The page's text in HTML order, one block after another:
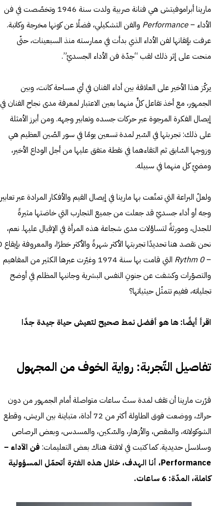
مارينا أبراموفيتش هي فنانة صربية ولدت سنة 1946 وتخصّصت في فن
الأداء –Performance والفن التشكيلي، فضلًا عن كونها مخرجة وكاتبة.
عرفت بإتقانها لفن الأداء الذي بدأت في ممارسته منذ السبعينات، حتّى
منحت على إثر ذلك لقب “جدّة فن الأداء الجسديّ”.
يركّز هذا الأخير على العلاقة بين أداء الفنان في أي مساحة كانت، وبين
الجمهور، مع أخذ تفاعل كلٍّ منهما بعين الاعتبار لمعرفة مدى نجاح الفنان في
إيصال الفكرة المرجوة عبر حركات جسده وتعابير وجهه. ومن أبرز الأمثلة
على ذلك: تجربتها في السّير لمدة تسعين يومًا في سور الصّين العظيم هي
وزوجها السّابق ثم التقاءهما في نقطة متفق عليها من أجل الوداع الأخير،
ومضيّ كل منهما في سبيله.
ولعلّ البراعة التي تمتّعت بها مارينا في إيصال القيم والأفكار المرادة عبر تعابير
وجه أو أداء جسديّ قد جعلت من جميع التجارب التي خاضتها مثيرةً
للجدل، ومورثةً لتساؤلات مدى شجاعة هذه المرأة في الإقبال عليها. نعم،
نحن نقصد هنا تحديدًا
–
Rythm 0
التي قامت بها سنة 1974 وغيّرت عبرها الكثير من المفاهيم
والتصوّرات وكشفت عن جنونِ النفس البشرية وجانبها المظلم في أوضح
تجلياته، ففيم تتمثّل حيثياتها؟
اقرأ أيضًا: ها هو أفضل نمط صحيح لتعيش حياة جيدة جدًا
تفاصيل التّجربة: رواية الخوف من المجهول
قرّرت مارينا أن تقف لمدة ستّ ساعات متواصلة أمام الجمهور من دون
حراك، ووضعت فوق الطاولة أكثر من 72 أداة، متباينة بين الريش، وقطع
الشوكولاته، والمقص، والأزهار، والسّكين، والمسدس، وبعض الرصاص
وسلاسل حديدية. كما كتبت في لافتة هناك بعض التعليمات: فن الآداء –
Performance، أنا الهدف، خلال هذه الفترة أتحمّل المسؤولية
كاملة، المدّة: 6 ساعات.